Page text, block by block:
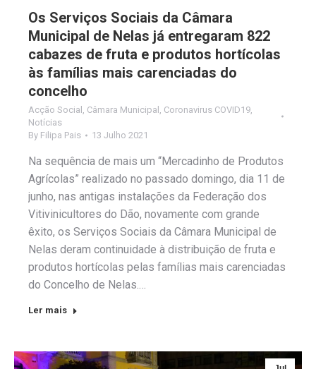
Os Serviços Sociais da Câmara
Municipal de Nelas já entregaram 822
cabazes de fruta e produtos hortícolas
às famílias mais carenciadas do
concelho
Acção Social Câmara Municipal Coronavirus COVID19
Notícias
By Filipa Pais 13 Julho 2021
Na sequência de mais um “Mercadinho de Produtos
Agrícolas” realizado no passado domingo, dia 11 de
junho, nas antigas instalações da Federação dos
Vitivinicultores do Dão, novamente com grande
êxito, os Serviços Sociais da Câmara Municipal de
Nelas deram continuidade à distribuição de fruta e
produtos hortícolas pelas famílias mais carenciadas
do Concelho de Nelas.…
Ler mais